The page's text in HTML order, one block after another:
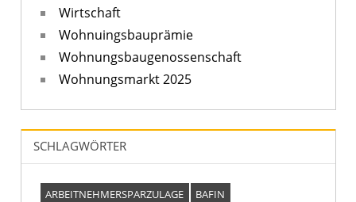
Wirtschaft
Wohnuingsbauprämie
Wohnungsbaugenossenschaft
Wohnungsmarkt 2025
SCHLAGWÖRTER
ARBEITNEHMERSPARZULAGE
BAFIN